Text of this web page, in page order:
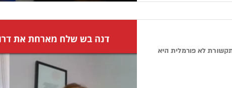
לא פורמלית היא